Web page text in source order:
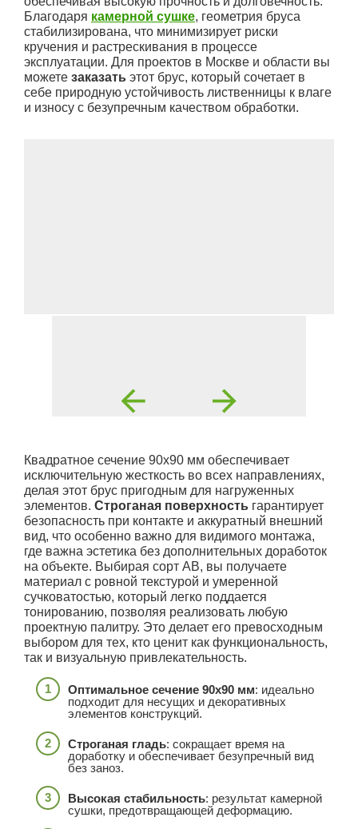
Благодаря камерной сушке, геометрия бруса
стабилизирована, что минимизирует риски
кручения и растрескивания в процессе
эксплуатации. Для проектов в Москве и области вы
можете заказать этот брус, который сочетает в
себе природную устойчивость лиственницы к влаге
и износу с безупречным качеством обработки.
Квадратное сечение 90x90 мм обеспечивает
исключительную жесткость во всех направлениях,
делая этот брус пригодным для нагруженных
элементов. Строганая поверхность гарантирует
безопасность при контакте и аккуратный внешний
вид, что особенно важно для видимого монтажа,
где важна эстетика без дополнительных доработок
на объекте. Выбирая сорт АВ, вы получаете
материал с ровной текстурой и умеренной
сучковатостью, который легко поддается
тонированию, позволяя реализовать любую
проектную палитру. Это делает его превосходным
выбором для тех, кто ценит как функциональность,
так и визуальную привлекательность.
Оптимальное сечение 90x90 мм: идеально
подходит для несущих и декоративных
элементов конструкций.
Строганая гладь: сокращает время на
доработку и обеспечивает безупречный вид
без заноз.
Высокая стабильность: результат камерной
сушки, предотвращающей деформацию.